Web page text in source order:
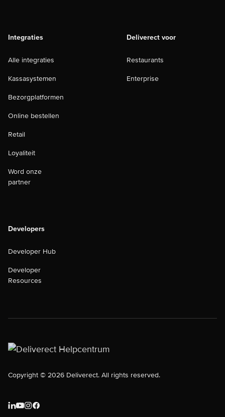
Integraties
Alle integraties
Kassasystemen
Bezorgplatformen
Online bestellen
Retail
Loyaliteit
Word onze
partner
Deliverect voor
Restaurants
Enterprise
Developers
Developer Hub
Developer
Resources
Copyright © 2026 Deliverect. All rights reserved.